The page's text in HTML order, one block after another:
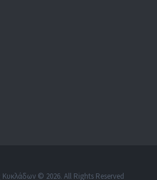
© 2026. All Rights Reserved